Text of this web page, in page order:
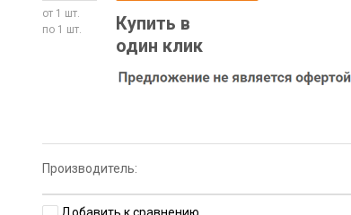
от 1 шт.
по 1 шт.
Купить в
один клик
Производитель: